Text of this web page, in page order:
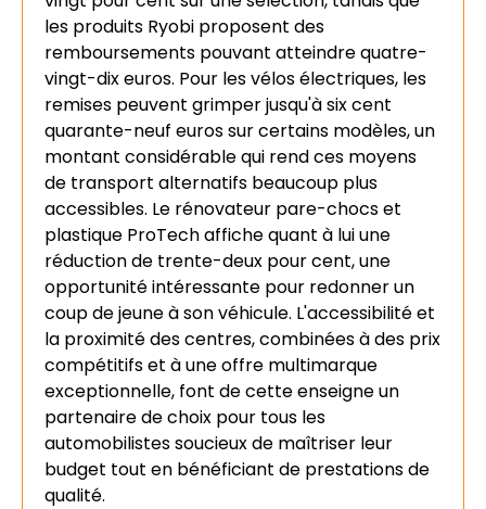
les produits Ryobi proposent des
remboursements pouvant atteindre quatre-
vingt-dix euros. Pour les vélos électriques, les
remises peuvent grimper jusqu'à six cent
quarante-neuf euros sur certains modèles, un
montant considérable qui rend ces moyens
de transport alternatifs beaucoup plus
accessibles. Le rénovateur pare-chocs et
plastique ProTech affiche quant à lui une
réduction de trente-deux pour cent, une
opportunité intéressante pour redonner un
coup de jeune à son véhicule. L'accessibilité et
la proximité des centres, combinées à des prix
compétitifs et à une offre multimarque
exceptionnelle, font de cette enseigne un
partenaire de choix pour tous les
automobilistes soucieux de maîtriser leur
budget tout en bénéficiant de prestations de
qualité.